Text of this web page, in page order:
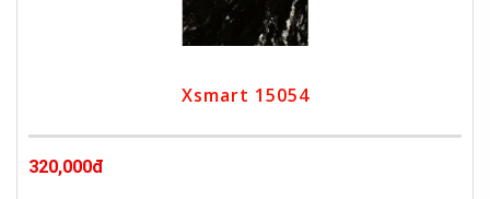
Xsmart 15054
320,000đ